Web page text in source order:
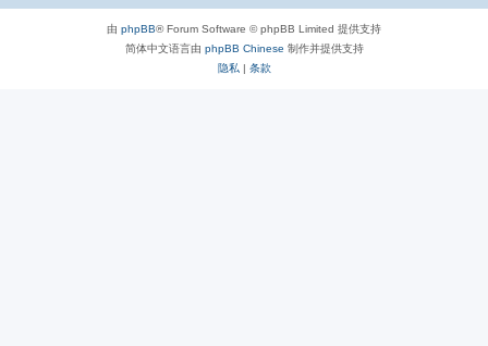
由 phpBB® Forum Software © phpBB Limited 提供支持
简体中文语言由 phpBB Chinese 制作并提供支持
隐私 | 条款